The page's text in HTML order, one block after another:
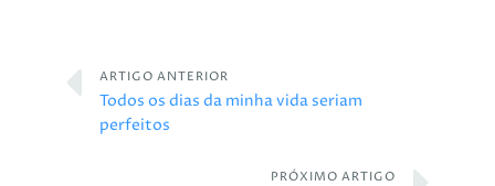
ARTIGO ANTERIOR
Todos os dias da minha vida seriam
perfeitos
PRÓXIMO ARTIGO